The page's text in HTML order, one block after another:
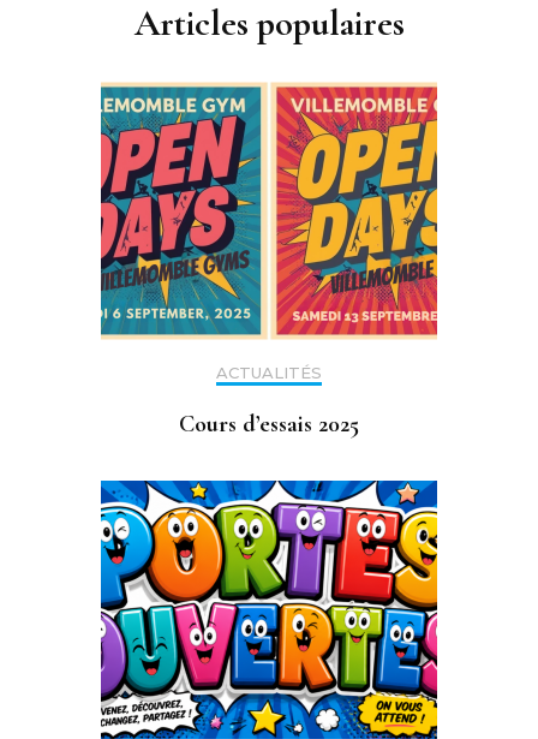
Articles populaires
ACTUALITÉS
Cours d’essais 2025